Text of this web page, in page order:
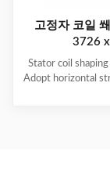
고정자 코일
3726
Stator coil
Adopt horizontal
expanding blades